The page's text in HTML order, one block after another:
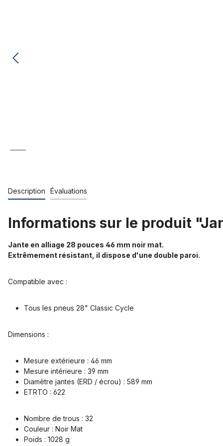
Description Évaluations
Informations sur le produit
Jante en alliage 28 pouces 46 mm noir mat.
Extrêmement résistant, il dispose d'une double paroi.
Compatible avec :
Tous les pneus 28" Classic Cycle
Dimensions :
Mesure extérieure : 46 mm
Mesure intérieure : 39 mm
Diamètre jantes (ERD / écrou) : 589 mm
ETRTO : 622
Nombre de trous : 32
Couleur : Noir Mat
Poids : 1028 g